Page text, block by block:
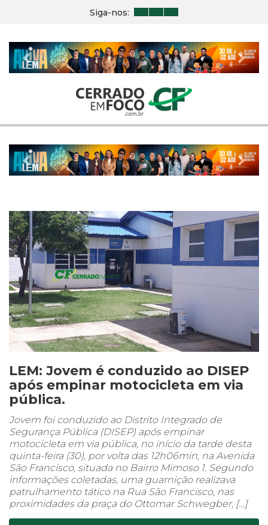
Siga-nos:
Previous Next
Previous Next
LEM: Jovem é conduzido ao DISEP
após empinar motocicleta em via
pública.
Jovem foi conduzido ao Distrito Integrado de
Segurança Pública (DISEP) após empinar
motocicleta em via pública, no início da tarde desta
quinta-feira (30), por volta das 12h06min, na Avenida
São Francisco, situada no Bairro Mimoso 1. Segundo
informações coletadas, uma guarnição realizava
patrulhamento tático na Rua São Francisco, nas
proximidades da praça do Ottomar Schwegber, […]